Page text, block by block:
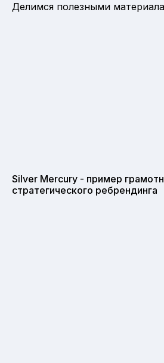
Делимся полезными
Silver Mercury - пример
стратегического ребрендинга